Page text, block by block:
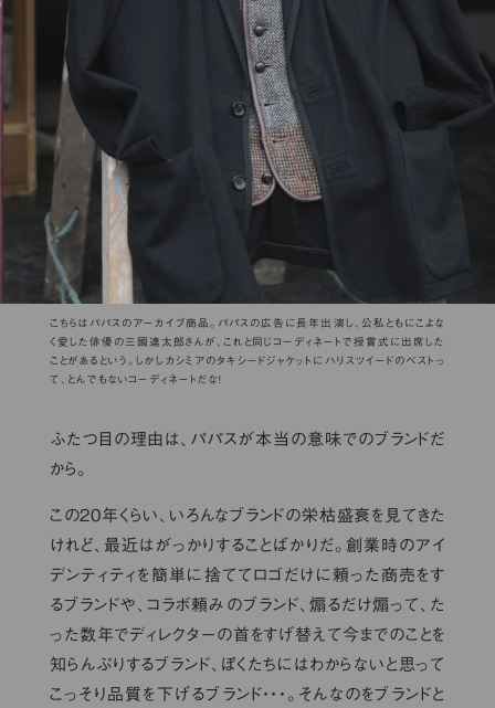
こちらはパパスのアーカイブ商品。パパスの広告に長年出演し、公私ともにこよな
く愛した俳優の三國連太郎さんが、これと同じコーディネートで授賞式に出席した
ことがあるという。しかしカシミアのタキシードジャケットにハリスツイードのベストっ
て、とんでもないコーディネートだな！
ふたつ目の理由は、パパスが本当の意味でのブランドだ
から。
この20年くらい、いろんなブランドの栄枯盛衰を見てきた
けれど、最近はがっかりすることばかりだ。創業時のアイ
デンティティを簡単に捨ててロゴだけに頼った商売をす
るブランドや、コラボ頼みのブランド、煽るだけ煽って、た
った数年でディレクターの首をすげ替えて今までのことを
知らんぷりするブランド、ぼくたちにはわからないと思って
こっそり品質を下げるブランド・・・。そんなのをブランドと